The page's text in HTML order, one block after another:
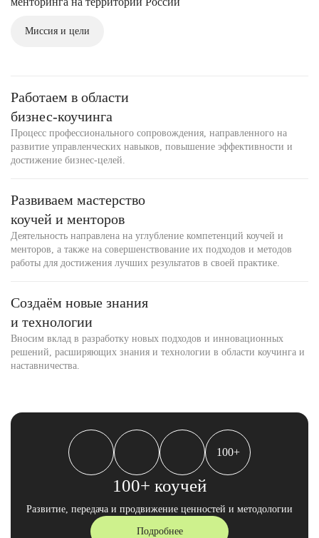
Миссия и цели
Работаем в области
бизнес-коучинга
Процесс профессионального сопровождения, направленного на
развитие управленческих навыков, повышение эффективности и
достижение бизнес-целей.
Развиваем мастерство
коучей и менторов
Деятельность направлена на углубление компетенций коучей и
менторов, а также на совершенствование их подходов и методов
работы для достижения лучших результатов в своей практике.
Создаём новые знания
и технологии
Вносим вклад в разработку новых подходов и инновационных
решений, расширяющих знания и технологии в области коучинга и
наставничества.
100+
100+ коучей
Развитие, передача и продвижение ценностей и методологии
Подробнее